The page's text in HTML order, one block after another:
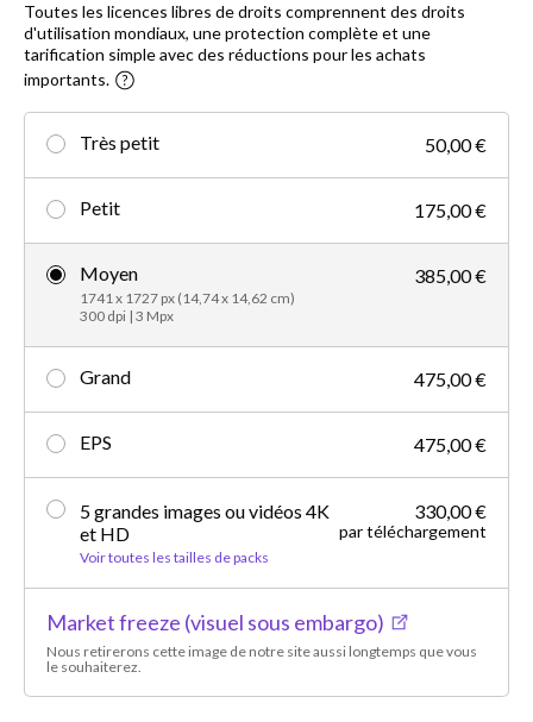
Toutes les licences libres de droits comprennent des droits
d'utilisation mondiaux, une protection complète et une
tarification simple avec des réductions pour les achats
importants.
Très petit 50,00 €
Petit 175,00 €
Moyen
1741 x 1727 px (14,74 x 14,62 cm)
300 dpi | 3 Mpx
385,00 €
Grand 475,00 €
EPS 475,00 €
5 grandes images ou vidéos 4K
et HD
Voir toutes les tailles de packs
330,00 €
par téléchargement
Market freeze (visuel sous embargo)
Nous retirerons cette image de notre site aussi longtemps que vous
le souhaiterez.